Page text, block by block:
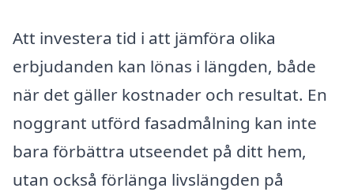
Att investera tid i att jämföra olika
erbjudanden kan lönas i längden, både
när det gäller kostnader och resultat. En
noggrant utförd fasadmålning kan inte
bara förbättra utseendet på ditt hem,
utan också förlänga livslängden på